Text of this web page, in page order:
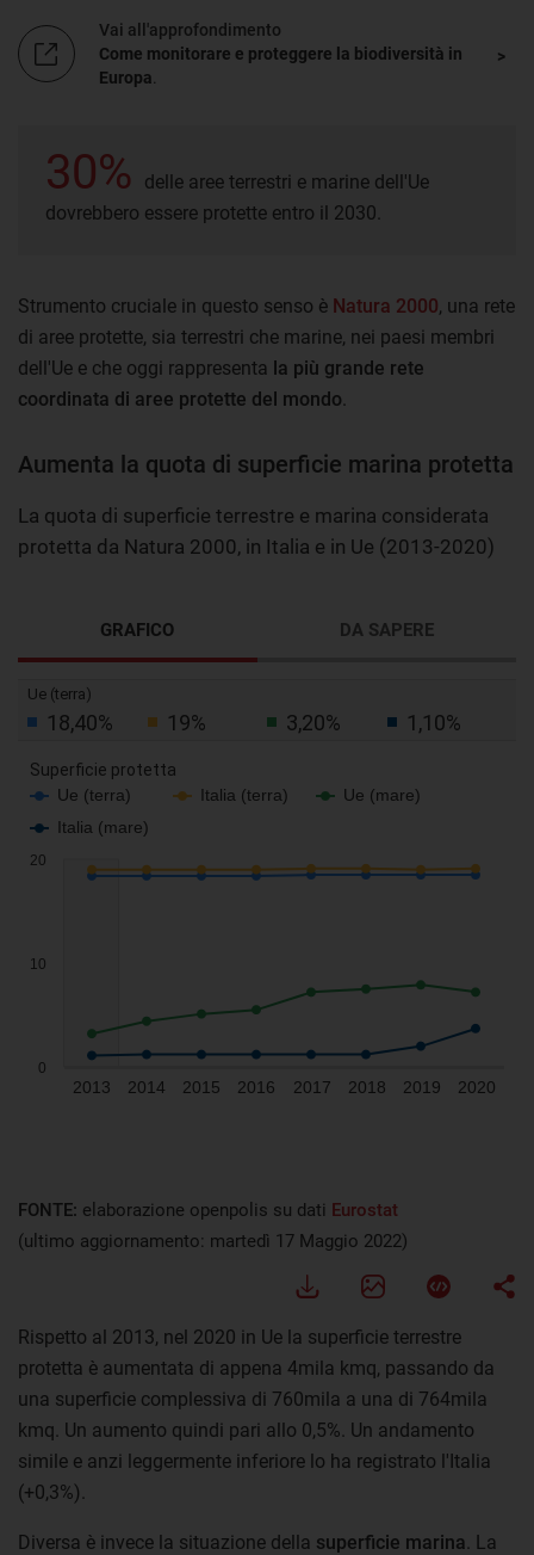
Vai all'approfondimento
Come monitorare e proteggere la biodiversità in
Europa
30%
delle aree terrestri e marine dell'Ue
dovrebbero essere protette entro il 2030.
Strumento cruciale in questo senso è Natura 2000, una rete
di aree protette, sia terrestri che marine, nei paesi membri
dell'Ue e che oggi rappresenta la più grande rete
coordinata di aree protette del mondo
Aumenta la quota di superficie marina protetta
La quota di superficie terrestre e marina considerata
protetta da Natura 2000, in Italia e in Ue (2013-2020)
GRAFICO DA SAPERE
FONTE: elaborazione openpolis su dati Eurostat
(ultimo aggiornamento: martedì 17 Maggio 2022)
Rispetto al 2013, nel 2020 in Ue la superficie terrestre
protetta è aumentata di appena 4mila kmq, passando da
una superficie complessiva di 760mila a una di 764mila
kmq. Un aumento quindi pari allo 0,5%. Un andamento
simile e anzi leggermente inferiore lo ha registrato l'Italia
(+0,3%).
Diversa è invece la situazione della superficie marina . La